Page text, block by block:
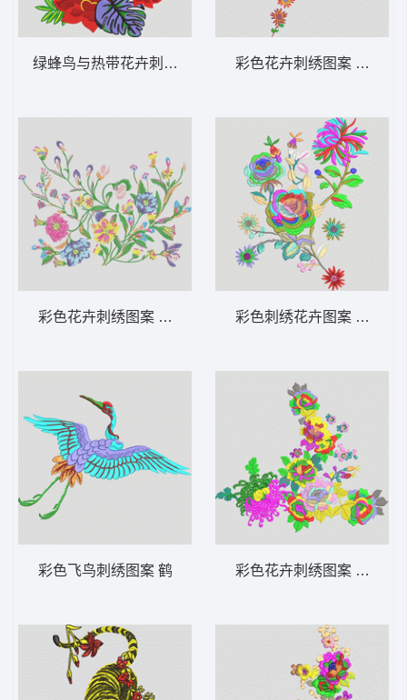
绿蜂鸟与热带花卉刺绣 鸟 靓花
彩色花卉刺绣图案 靓花
彩色飞鸟刺绣图案 鹤
彩色花卉刺绣图案 靓花
彩色刺绣花卉图案 靓花
彩色花卉刺绣图案 靓花